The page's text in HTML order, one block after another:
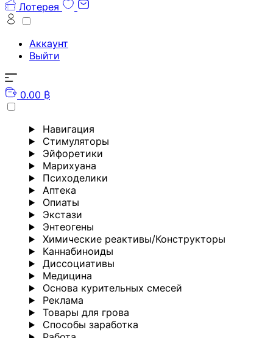
Лотерея
Аккаунт
Выйти
0.00 ₿
Навигация
Стимуляторы
Эйфоретики
Марихуана
Психоделики
Аптека
Опиаты
Экстази
Энтеогены
Химические реактивы/Конструкторы
Каннабиноиды
Диссоциативы
Медицина
Основа курительных смесей
Реклама
Товары для грова
Способы заработка